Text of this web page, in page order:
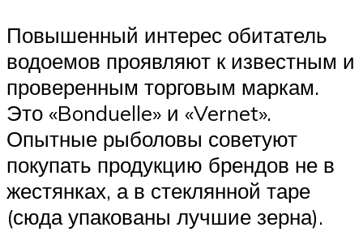
Повышенный интерес обитатель
водоемов проявляют к известным и
проверенным торговым маркам.
Это «Bonduelle» и «Vernet».
Опытные рыболовы советуют
покупать продукцию брендов не в
жестянках, а в стеклянной таре
(сюда упакованы лучшие зерна).